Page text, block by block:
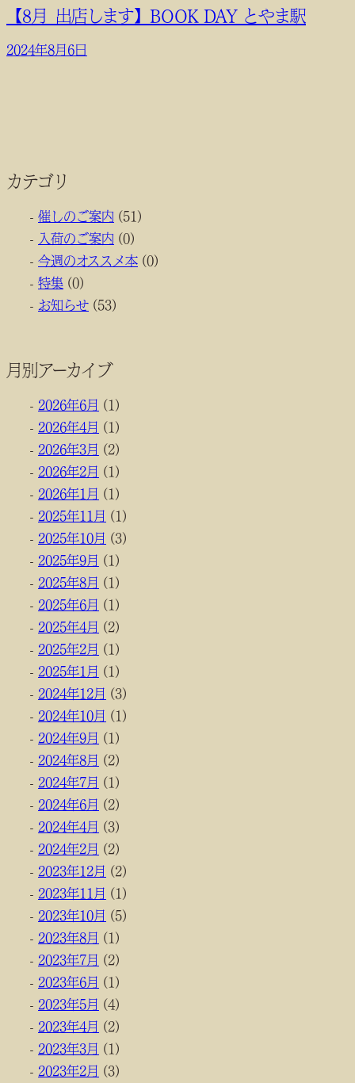
【8月_出店します】BOOK DAY とやま駅
2024年8月6日
カテゴリ
催しのご案内 (51)
入荷のご案内 (0)
今週のオススメ本 (0)
特集 (0)
お知らせ (53)
月別アーカイブ
2026年6月 (1)
2026年4月 (1)
2026年3月 (2)
2026年2月 (1)
2026年1月 (1)
2025年11月 (1)
2025年10月 (3)
2025年9月 (1)
2025年8月 (1)
2025年6月 (1)
2025年4月 (2)
2025年2月 (1)
2025年1月 (1)
2024年12月 (3)
2024年10月 (1)
2024年9月 (1)
2024年8月 (2)
2024年7月 (1)
2024年6月 (2)
2024年4月 (3)
2024年2月 (2)
2023年12月 (2)
2023年11月 (1)
2023年10月 (5)
2023年8月 (1)
2023年7月 (2)
2023年6月 (1)
2023年5月 (4)
2023年4月 (2)
2023年3月 (1)
2023年2月 (3)